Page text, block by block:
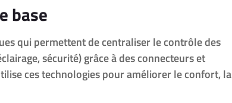
base
qui permettent de centraliser le contrôle des
sécurité) grâce à des connecteurs et
ces technologies pour améliorer le confort, la